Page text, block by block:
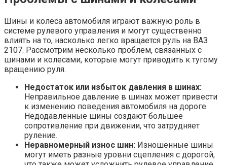
Шины и колеса автомобиля играют важную роль в
системе рулевого управления и могут существенно
влиять на то, насколько легко вращается руль на ВАЗ
2107. Рассмотрим несколько проблем, связанных с
шинами и колесами, которые могут приводить к тугому
вращению руля.
Недостаток или избыток давления в шинах:
Неправильное давление в шинах может привести
к изменению поведения автомобиля на дороге.
Недодавленные шины создают большее
сопротивление при движении, что затрудняет
руление.
Неравномерный износ шин: Изношенные шины
могут иметь разные уровни сцепления с дорогой,